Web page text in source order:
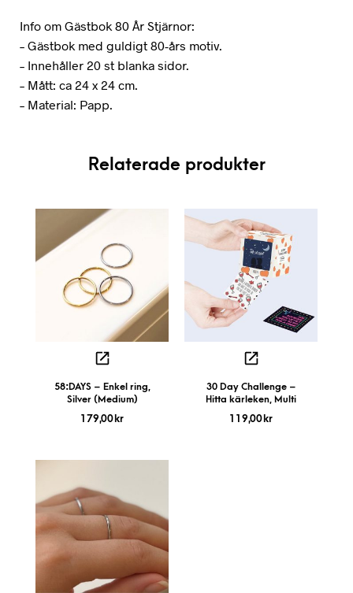
Info om Gästbok 80 År Stjärnor:
– Gästbok med guldigt 80-års motiv.
– Innehåller 20 st blanka sidor.
– Mått: ca 24 x 24 cm.
– Material: Papp.
Relaterade produkter
58:DAYS – Enkel ring,
Silver (Medium)
179,00 kr
30 Day Challenge –
Hitta kärleken, Multi
119,00 kr